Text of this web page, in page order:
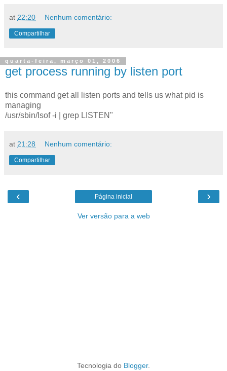
at 22:20 Nenhum comentário:
Compartilhar
quarta-feira, março 01, 2006
get process running by listen port
this command get all listen ports and tells us what pid is
managing
/usr/sbin/lsof -i | grep LISTEN"
at 21:28 Nenhum comentário:
Compartilhar
‹ ›
Página inicial
Ver versão para a web
Tecnologia do Blogger.